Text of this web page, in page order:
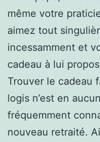
même votre
aimez tout
incessamment et
cadeau à lui
Trouver le cadeau
logis n’est en
fréquemment
nouveau retraité.